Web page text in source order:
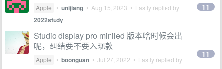
Apple • unijiang • Aug 15, 2023 • Lastly replied by
2022study
11
Studio display pro miniled 版本啥时候会出
呢，纠结要不要入现款
Apple • boonguan • Jul 27, 2022 • Lastly replied by
11